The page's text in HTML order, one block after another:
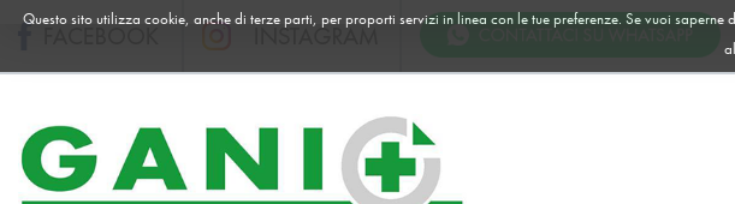
PassaQuesto sito utilizza cookie, anche di terze parti, per proporti servizi in linea con le tue preferenze. Se vuoi
Farmacia
Gani
|
Ordina